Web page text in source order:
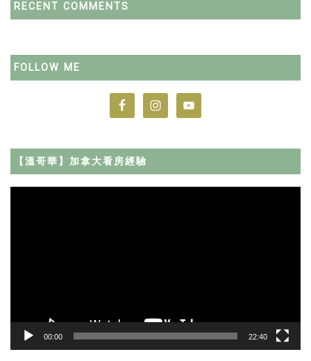
RECENT COMMENTS
FOLLOW ME
【溫哥華】加拿大看房經驗
00:00 22:40